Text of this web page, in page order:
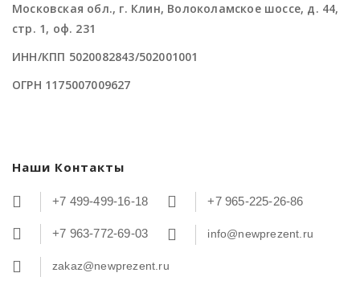
Московская обл., г. Клин, Волоколамское шоссе, д. 44,
стр. 1, оф. 231
ИНН/КПП 5020082843/502001001
ОГРН 1175007009627
Наши Контакты
+7 499-499-16-18 +7 965-225-26-86
+7 963-772-69-03 info@newprezent.ru
zakaz@newprezent.ru